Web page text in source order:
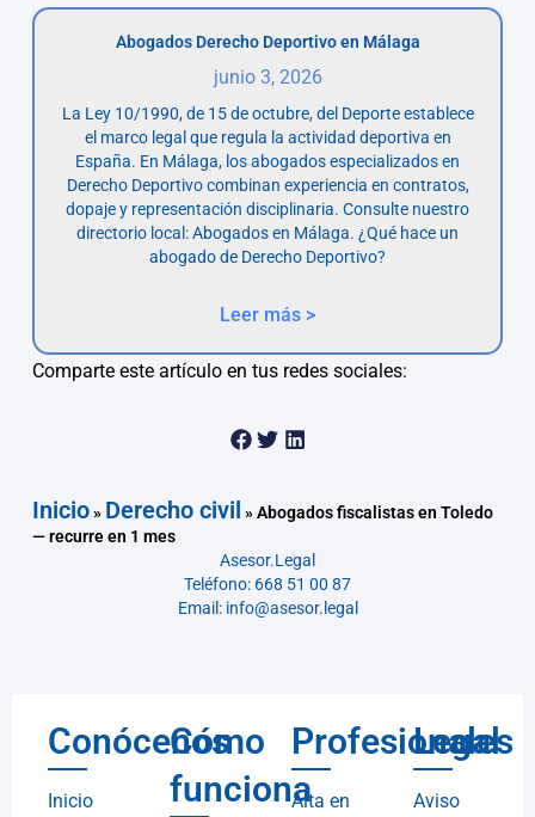
Abogados Derecho Deportivo en Málaga
junio 3, 2026
La Ley 10/1990, de 15 de octubre, del Deporte establece
el marco legal que regula la actividad deportiva en
España. En Málaga, los abogados especializados en
Derecho Deportivo combinan experiencia en contratos,
dopaje y representación disciplinaria. Consulte nuestro
directorio local: Abogados en Málaga. ¿Qué hace un
abogado de Derecho Deportivo?
Leer más >
Comparte este artículo en tus redes sociales:
Inicio» Derecho civil »Abogados fiscalistas en Toledo
— recurre en 1 mes
Asesor.Legal
Teléfono: 668 51 00 87
Email: info@asesor.legal
Conócenos
Inicio
Cómo
funciona
Profesionales
Alta en
Legal
Aviso